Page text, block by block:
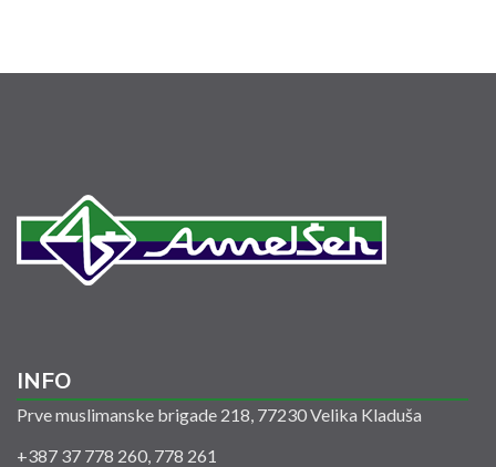
INFO
Prve muslimanske brigade 218, 77230 Velika Kladuša
+387 37 778 260, 778 261